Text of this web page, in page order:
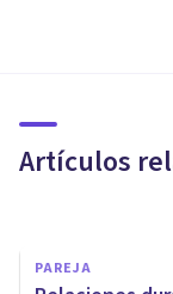
Artículos
PAREJA